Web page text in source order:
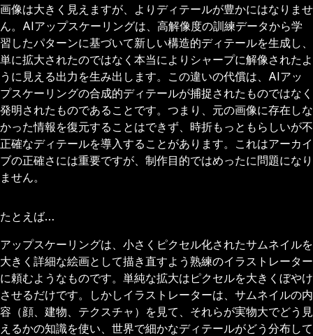
画像は大きく見えますが、よりディテールが豊かにはなりませ
ん。AIアップスケーリングは、高解像度の訓練データから学
習したパターンに基づいて新しい構造的ディテールを生成し、
単に拡大されたのではなく本当によりシャープに解像されたよ
うに見える出力を生み出します。この違いの代償は、AIアッ
プスケーリングの合成的ディテールが捕捉されたものではなく
発明されたものであることです。つまり、元の画像に存在しな
かった情報を復元することはできず、時折もっともらしいが不
正確なディテールを導入することがあります。これはアーカイ
ブの正確さには重要ですが、制作目的ではめったに問題になり
ません。
たとえば…
アップスケーリングは、小さくピクセル化されたサムネイルを
大きく詳細な絵画として描き直すよう熟練のイラストレーター
に頼むようなものです。単純な拡大はピクセルを大きくぼやけ
させるだけです。しかしイラストレーターは、サムネイルの内
容（顔、建物、テクスチャ）を見て、それらが実物大でどう見
えるかの知識を使い、世界で細かなディテールがどう分布して